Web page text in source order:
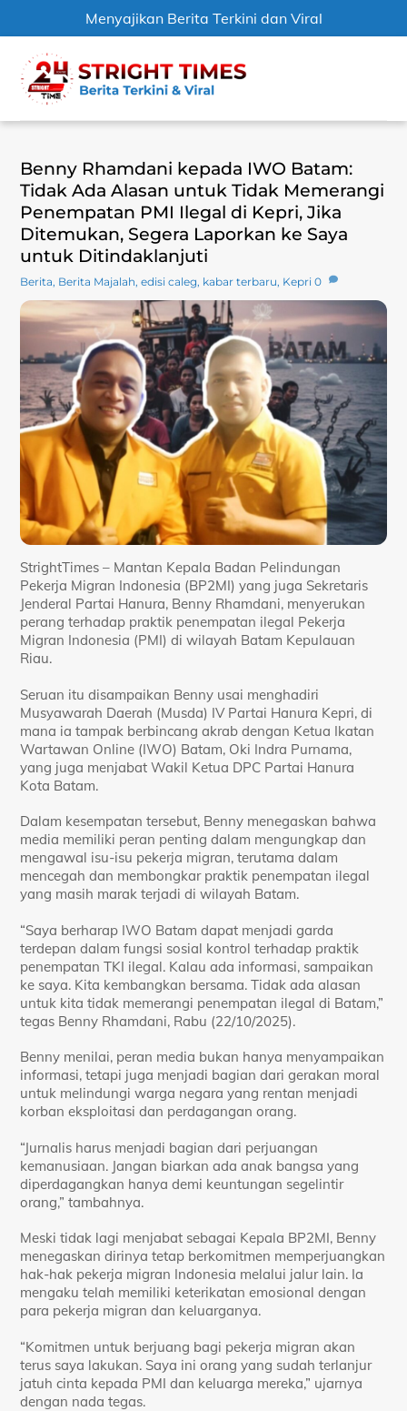
Menyajikan Berita Terkini dan Viral
content
Benny Rhamdani kepada IWO Batam:
Tidak Ada Alasan untuk Tidak Memerangi
Penempatan PMI Ilegal di Kepri, Jika
Ditemukan, Segera Laporkan ke Saya
untuk Ditindaklanjuti
Berita, Berita Majalah,edisi caleg, kabar terbaru, Kepri 0
StrightTimes – Mantan Kepala Badan Pelindungan
Pekerja Migran Indonesia (BP2MI) yang juga Sekretaris
Jenderal Partai Hanura, Benny Rhamdani, menyerukan
perang terhadap praktik penempatan ilegal Pekerja
Migran Indonesia (PMI) di wilayah Batam Kepulauan
Riau.
Seruan itu disampaikan Benny usai menghadiri
Musyawarah Daerah (Musda) IV Partai Hanura Kepri, di
mana ia tampak berbincang akrab dengan Ketua Ikatan
Wartawan Online (IWO) Batam, Oki Indra Purnama,
yang juga menjabat Wakil Ketua DPC Partai Hanura
Kota Batam.
Dalam kesempatan tersebut, Benny menegaskan bahwa
media memiliki peran penting dalam mengungkap dan
mengawal isu-isu pekerja migran, terutama dalam
mencegah dan membongkar praktik penempatan ilegal
yang masih marak terjadi di wilayah Batam.
“Saya berharap IWO Batam dapat menjadi garda
terdepan dalam fungsi sosial kontrol terhadap praktik
penempatan TKI ilegal. Kalau ada informasi, sampaikan
ke saya. Kita kembangkan bersama. Tidak ada alasan
untuk kita tidak memerangi penempatan ilegal di Batam,”
tegas Benny Rhamdani, Rabu (22/10/2025).
Benny menilai, peran media bukan hanya menyampaikan
informasi, tetapi juga menjadi bagian dari gerakan moral
untuk melindungi warga negara yang rentan menjadi
korban eksploitasi dan perdagangan orang.
“Jurnalis harus menjadi bagian dari perjuangan
kemanusiaan. Jangan biarkan ada anak bangsa yang
diperdagangkan hanya demi keuntungan segelintir
orang,” tambahnya.
Meski tidak lagi menjabat sebagai Kepala BP2MI, Benny
menegaskan dirinya tetap berkomitmen memperjuangkan
hak-hak pekerja migran Indonesia melalui jalur lain. Ia
mengaku telah memiliki keterikatan emosional dengan
para pekerja migran dan keluarganya.
“Komitmen untuk berjuang bagi pekerja migran akan
terus saya lakukan. Saya ini orang yang sudah terlanjur
jatuh cinta kepada PMI dan keluarga mereka,” ujarnya
dengan nada tegas.